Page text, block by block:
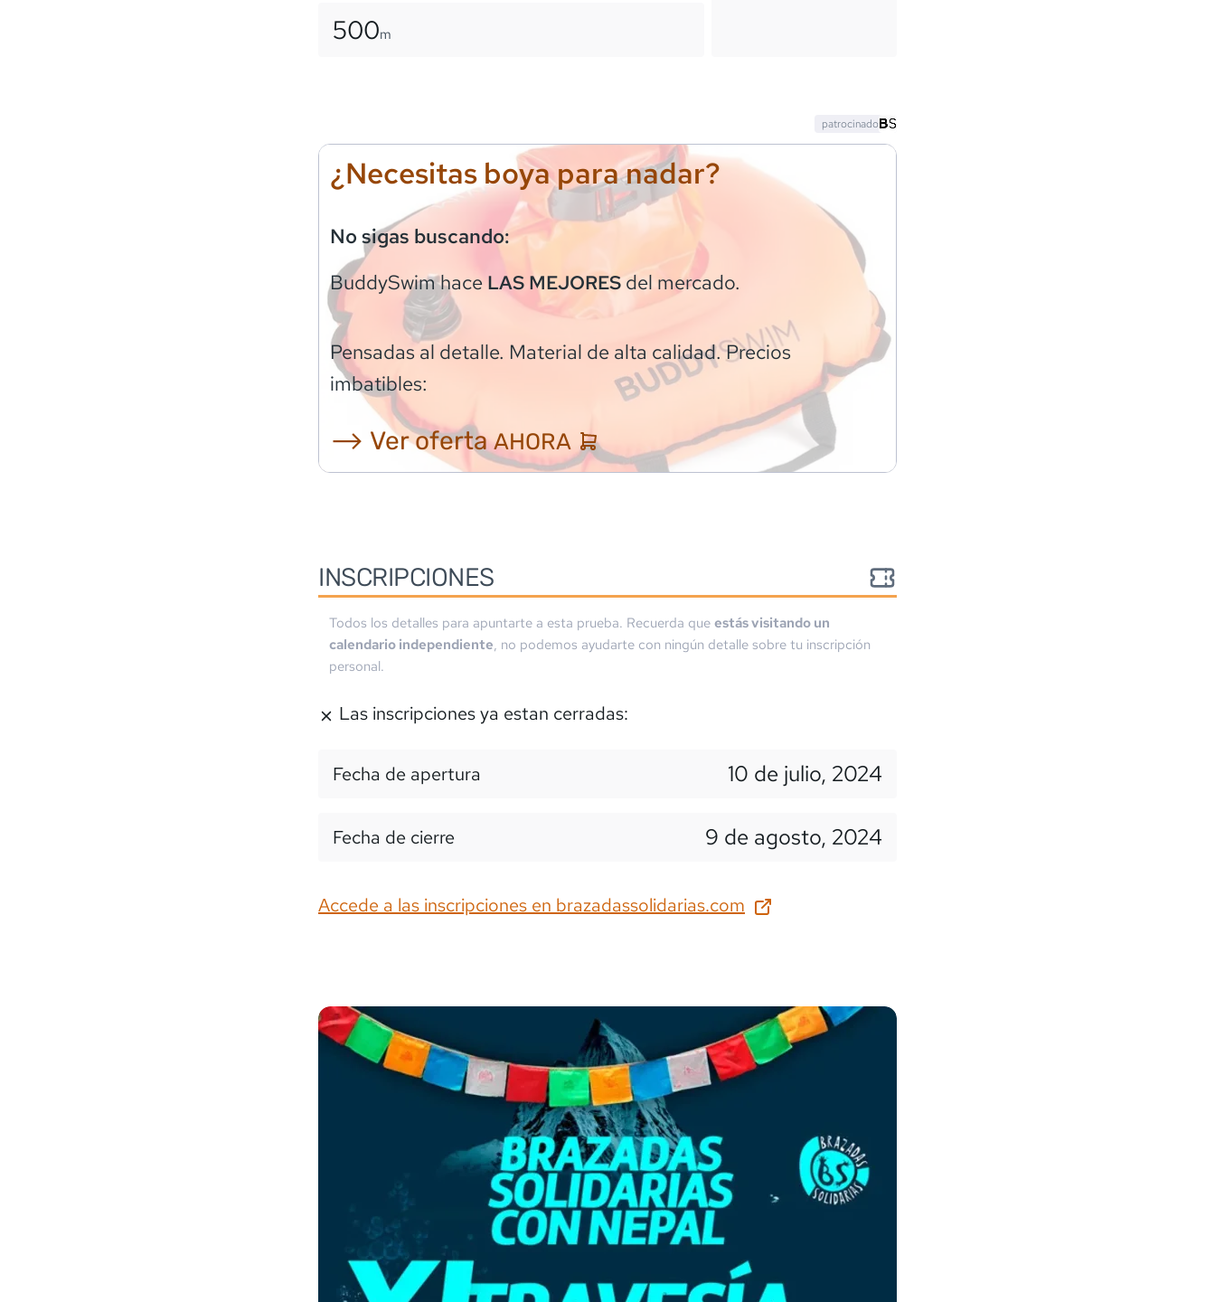
500m
¿Necesitas boya para nadar?
No sigas buscando:
BuddySwimhaceLAS MEJORESdel mercado.
Pensadas al detalle. Material de alta calidad. Precios
imbatibles:
⟶ Ver ofertaAHORA
patrocinado
INSCRIPCIONES
Todos los detalles para apuntarte a esta prueba. Recuerda que estás visitando un
calendario independiente, no podemos ayudarte con ningún detalle sobre tu inscripción
personal.
Las inscripciones ya estan cerradas:
Fecha de apertura 10 de julio, 2024
Fecha de cierre 9 de agosto, 2024
Accede a las inscripciones en brazadassolidarias.com